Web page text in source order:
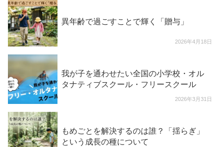
2026年4月18日
異年齢で過ごすことで輝く「贈与」
2026年3月31日
我が子を通わせたい全国の小学校・オル
タナティブスクール・フリースクール
もめごとを解決するのは誰？「揺らぎ」
という成長の種について